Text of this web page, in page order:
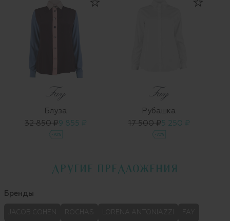
Блуза
32 850 ₽9 855 ₽
-70%
Рубашка
17 500 ₽ 5 250 ₽
-70%
ДРУГИЕ ПРЕДЛОЖЕНИЯ
Бренды